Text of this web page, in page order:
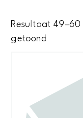
Resultaat
getoond